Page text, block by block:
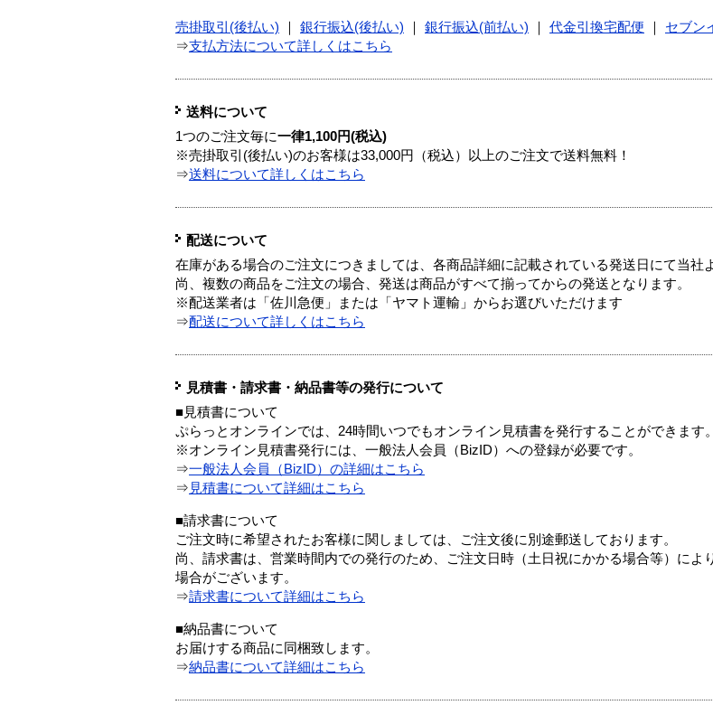
売掛取引(後払い) 銀行振込(後払い) 銀行振込(前払い) 代金引換宅配便
セブン
⇒支払方法について詳しくはこちら
送料について
1つのご注文毎に一律1,100円(税込)
※売掛取引(後払い)のお客様は33,000円（税込）以上のご注文で送料無料！
⇒送料について詳しくはこちら
配送について
在庫がある場合のご注文につきましては、各商品詳細に記載されている発送日にて当社
尚、複数の商品をご注文の場合、発送は商品がすべて揃ってからの発送となります。
※配送業者は「佐川急便」または「ヤマト運輸」からお選びいただけます
⇒配送について詳しくはこちら
見積書・請求書・納品書等の発行について
■見積書について
ぷらっとオンラインでは、24時間いつでもオンライン見積書を発行することができます。
※オンライン見積書発行には、一般法人会員（BizID）への登録が必要です。
⇒一般法人会員（BizID）の詳細はこちら
⇒ 見積書について詳細はこちら
■請求書について
ご注文時に希望されたお客様に関しましては、ご注文後に別途郵送しております。
尚、請求書は、営業時間内での発行のため、ご注文日時（土日祝にかかる場合等）によ
場合がございます。
⇒請求書について詳細はこちら
■納品書について
お届けする商品に同梱致します。
⇒納品書について詳細はこちら